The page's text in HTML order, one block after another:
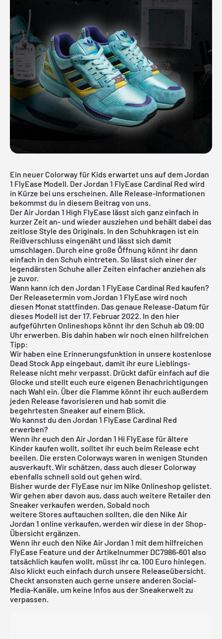
Ein neuer Colorway für Kids erwartet uns auf dem Jordan
1 FlyEase Modell. Der Jordan 1 FlyEase Cardinal Red wird
in Kürze bei uns erscheinen. Alle Release-Informationen
bekommst du in diesem Beitrag von uns.
Der Air Jordan 1 High FlyEase lässt sich ganz einfach in
kurzer Zeit an- und wieder ausziehen und behält dabei das
zeitlose Style des Originals. In den Schuhkragen ist ein
Reißverschluss eingenäht und lässt sich damit
umschlagen. Durch eine große Öffnung könnt ihr dann
einfach in den Schuh eintreten. So lässt sich einer der
legendärsten Schuhe aller Zeiten einfacher anziehen als
je zuvor.
Wann kann ich den Jordan 1 FlyEase Cardinal Red kaufen?
Der Releasetermin vom Jordan 1 FlyEase wird noch
diesen Monat stattfinden. Das genaue Release-Datum für
dieses Modell ist der 17. Februar 2022. In den hier
aufgeführten Onlineshops könnt ihr den Schuh ab 09:00
Uhr erwerben. Bis dahin haben wir noch einen hilfreichen
Tipp:
Wir haben eine Erinnerungsfunktion in unsere kostenlose
Dead Stock App eingebaut, damit ihr eure Lieblings-
Release nicht mehr verpasst. Drückt dafür einfach auf die
Glocke und stellt euch eure eigenen Benachrichtigungen
nach Wahl ein. Über die Flamme könnt ihr euch außerdem
jeden Release favorisieren und hab somit die
begehrtesten Sneaker auf einem Blick.
Wo kannst du den Jordan 1 FlyEase Cardinal Red
erwerben?
Wenn ihr euch den Air Jordan 1 Hi FlyEase für ältere
Kinder kaufen wollt, solltet ihr euch beim Release echt
beeilen. Die ersten Colorways waren in wenigen Stunden
ausverkauft. Wir schätzen, dass auch dieser Colorway
ebenfalls schnell sold out gehen wird.
Bisher wurde der FlyEase nur im Nike Onlineshop gelistet.
Wir gehen aber davon aus, dass auch weitere Retailer den
Sneaker verkaufen werden, Sobald noch
weitere Stores auftauchen sollten, die den Nike Air
Jordan 1 online verkaufen, werden wir diese in der Shop-
Übersicht ergänzen.
Wenn ihr euch den Nike Air Jordan 1 mit dem hilfreichen
FlyEase Feature und der Artikelnummer DC7986-601 also
tatsächlich kaufen wollt, müsst ihr ca. 100 Euro hinlegen.
Also klickt euch einfach durch unsere Releaseübersicht.
Checkt ansonsten auch gerne unsere anderen Social-
Media-Kanäle, um keine Infos aus der Sneakerwelt zu
verpassen.